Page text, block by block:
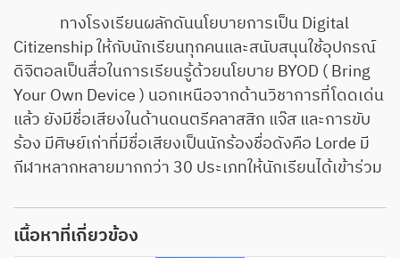
ทางโรงเรียนผลักดันนโยบายการเป็น Digital
Citizenship ให้กับนักเรียนทุกคนและสนับสนุนใช้อุปกรณ์
ดิจิตอลเป็นสื่อในการเรียนรู้ด้วยนโยบาย BYOD ( Bring
Your Own Device ) นอกเหนือจากด้านวิชาการที่โดดเด่น
แล้ว ยังมีชื่อเสียงในด้านดนตรีคลาสสิก แจ๊ส และการขับ
ร้อง มีศิษย์เก่าที่มีชื่อเสียงเป็นนักร้องชื่อดังคือ Lorde มี
กีฬาหลากหลายมากกว่า 30 ประเภทให้นักเรียนได้เข้าร่วม
เนื้อหาที่เกี่ยวข้อง